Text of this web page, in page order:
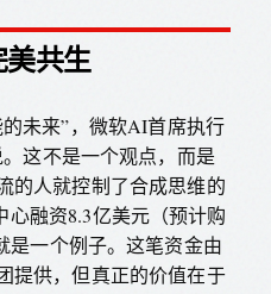
共生
未来”，微软AI首席执行
。这不是一个观点，而是
的人就控制了合成思维的
心融资8.3亿美元（预计购
是一个例子。这笔资金由
提供，但真正的价值在于